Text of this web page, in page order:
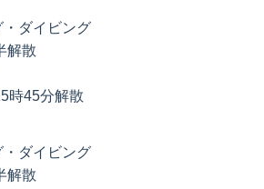
・ダイビング
解散
時45分解散
・ダイビング
解散